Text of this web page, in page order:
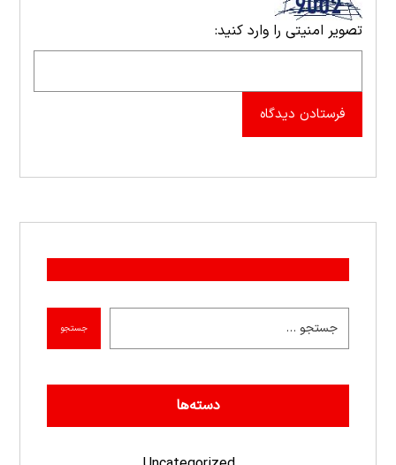
تصویر امنیتی را وارد کنید:
فرستادن دیدگاه
جستجو
دسته‌ها